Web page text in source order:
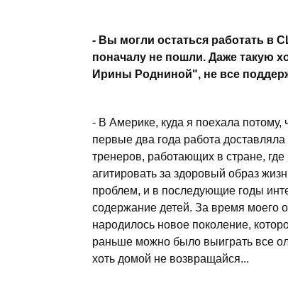
- Вы могли остаться работать в
поначалу не пошли. Даже такую
Ирины Родниной", не все
- В Америке, куда я поехала потому,
первые два года работа
тренеров, работающих в стране,
агитировать за здоровый образ
проблем, и в последующие годы
содержание детей. За время моего
народилось новое поколение,
раньше можно было выиграть все
хоть домой не возвращайся...